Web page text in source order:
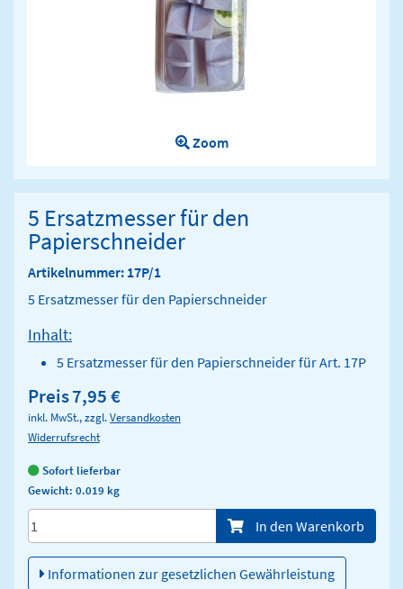
Zoom
5 Ersatzmesser für den
Papierschneider
Artikelnummer: 17P/1
5 Ersatzmesser für den Papierschneider
Inhalt:
5 Ersatzmesser für den Papierschneider für Art. 17P
Preis7,95 €
inkl. MwSt., zzgl.Versandkosten
Widerrufsrecht
Sofort lieferbar
Gewicht: 0.019 kg
Menge/Pieces In den Warenkorb
Informationen zur gesetzlichen Gewährleistung